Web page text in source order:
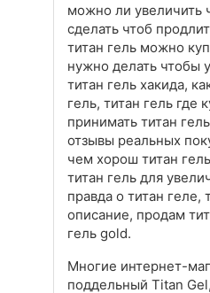
можно ли увеличить
сделать чтоб
титан гель можно
нужно делать чтобы
титан гель хакида,
гель, титан гель где
принимать титан
отзывы реальных
чем хорош титан
титан гель для
правда о титан геле,
описание, продам
гель gold.
Многие интернет-
поддельный Titan